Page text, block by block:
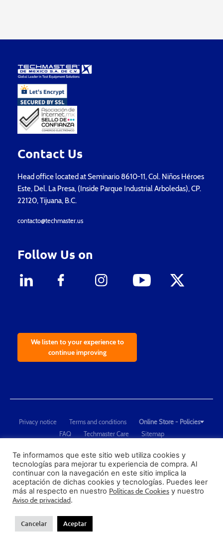
Contact Us
Head office located at Seminario 8610-11, Col. Niños Héroes
Este, Del. La Presa, (Inside Parque Industrial Arboledas), CP.
22120, Tijuana, B.C.
contacto@techmaster.us
Follow Us on
We listen to your experience to
continue improving
Privacy notice Terms and conditions
Online Store - Policies
FAQ
Techmaster Care
Sitemap
"Techmaster de México is The Global Leader in Test Equipment Solutions -
Calibration, Dimensional Measurement and Testing"
PROFECO
CONDUSEF
Te informamos que este sitio web utiliza cookies y
tecnologías para mejorar tu experiencia de compra. Al
continuar con la navegación en este sitio implica la
aceptación de dichas cookies y tecnologías. Puedes leer
más al respecto en nuestro Políticas de Cookies y nuestro
Aviso de privacidad.
Cancelar Aceptar